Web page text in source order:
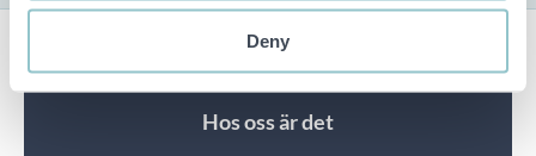
Deny
Har du något du vill sälja
Hos oss är det